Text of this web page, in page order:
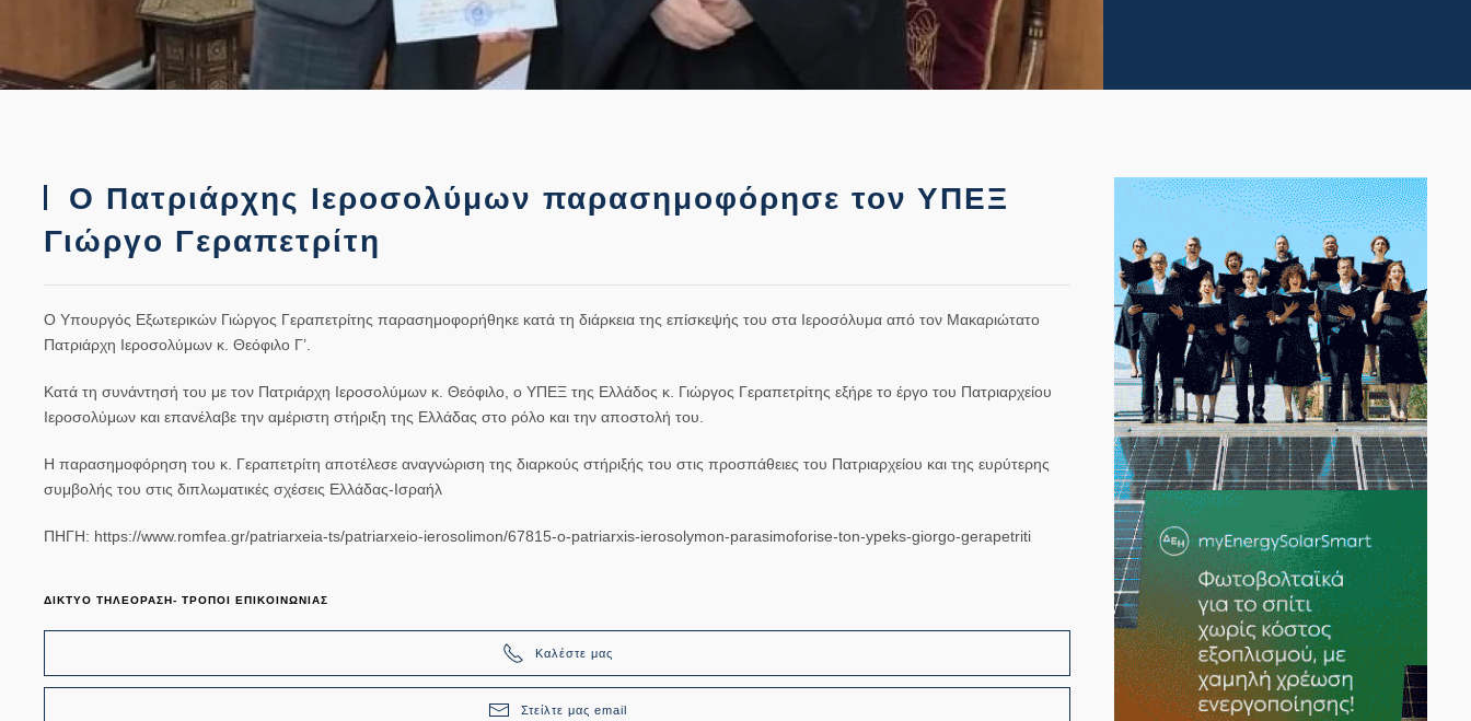
Ο Πατριάρχης Ιεροσολύμων παρασημοφόρησε τον ΥΠΕΞ
Γιώργο Γεραπετρίτη
Ο Υπουργός Εξωτερικών Γιώργος Γεραπετρίτης παρασημοφορήθηκε κατά τη διάρκεια της επίσκεψής του στα Ιεροσόλυμα από τον Μακαριώτατο
Πατριάρχη Ιεροσολύμων κ. Θεόφιλο Γ’.
Κατά τη συνάντησή του με τον Πατριάρχη Ιεροσολύμων κ. Θεόφιλο, ο ΥΠΕΞ της Ελλάδος κ. Γιώργος Γεραπετρίτης εξήρε το έργο του Πατριαρχείου
Ιεροσολύμων και επανέλαβε την αμέριστη στήριξη της Ελλάδας στο ρόλο και την αποστολή του.
Η παρασημοφόρηση του κ. Γεραπετρίτη αποτέλεσε αναγνώριση της διαρκούς στήριξής του στις προσπάθειες του Πατριαρχείου και της ευρύτερης
συμβολής του στις διπλωματικές σχέσεις Ελλάδας-Ισραήλ
ΠΗΓΗ: https://www.romfea.gr/patriarxeia-ts/patriarxeio-ierosolimon/67815-o-patriarxis-ierosolymon-parasimoforise-ton-ypeks-giorgo-gerapetriti
ΔΙΚΤΥΟ ΤΗΛΕΟΡΑΣΗ- ΤΡΟΠΟΙ ΕΠΙΚΟΙΝΩΝΙΑΣ
Καλέστε μας
Στείλτε μας email